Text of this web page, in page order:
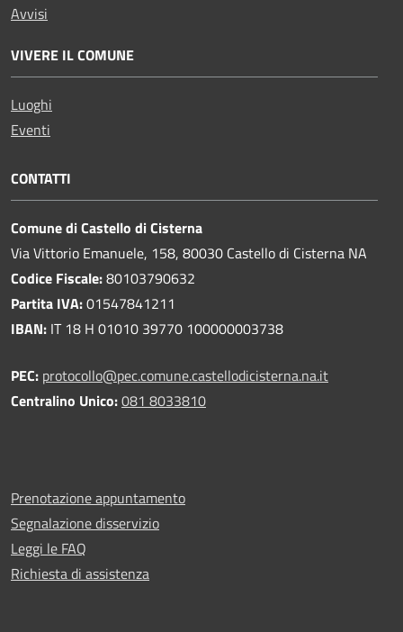
Avvisi
VIVERE IL COMUNE
Luoghi
Eventi
CONTATTI
Comune di Castello di Cisterna
Via Vittorio Emanuele, 158, 80030 Castello di Cisterna NA
Codice Fiscale:80103790632
Partita IVA:01547841211
IBAN: IT 18 H 01010 39770 100000003738
PEC: protocollo@pec.comune.castellodicisterna.na.it
Centralino Unico:081 8033810
Prenotazione appuntamento
Segnalazione disservizio
Leggi le FAQ
Richiesta di assistenza